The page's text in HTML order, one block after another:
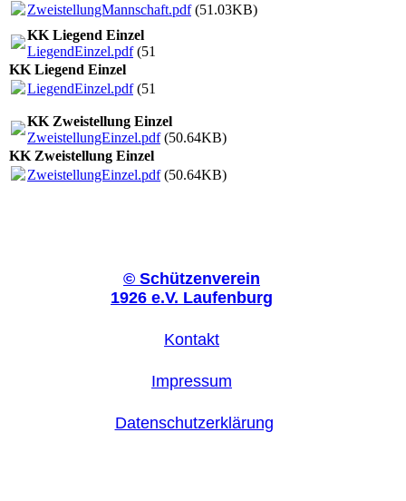
ZweistellungMannschaft.pdf(51.03KB)
KK Liegend Einzel
LiegendEinzel.pdf(51.9KB)
KK Liegend Einzel
LiegendEinzel.pdf(51.9KB)
KK Zweistellung Einzel
ZweistellungEinzel.pdf(50.64KB)
KK Zweistellung Einzel
ZweistellungEinzel.pdf(50.64KB)
© Schützenverein
1926 e.V. Laufenburg
Kontakt
Impressum
Datenschutzerklärung